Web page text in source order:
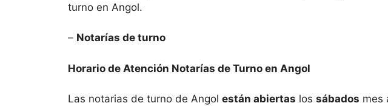
turno en Angol.
– Notarías de turno
Horario de Atención Notarías de Turno en Angol
Las notarias de turno de Angol están abiertas los sábados mes